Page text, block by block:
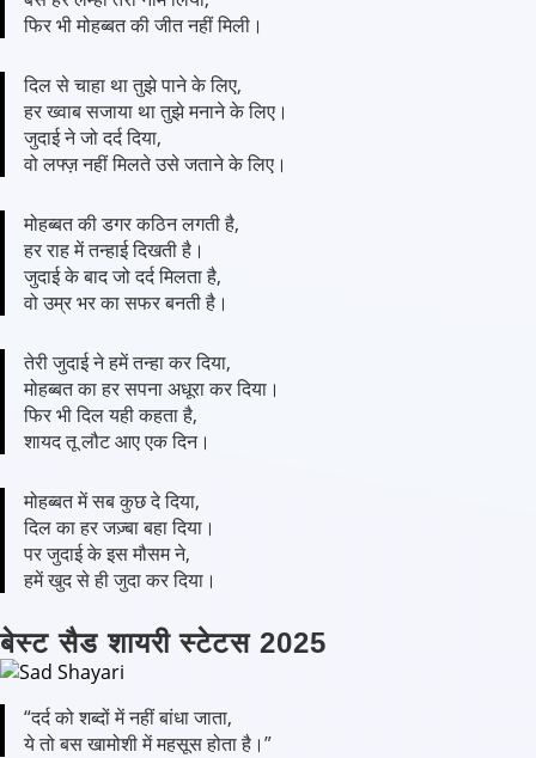
फिर भी मोहब्बत की जीत नहीं मिली।
दिल से चाहा था तुझे पाने के लिए,
हर ख्वाब सजाया था तुझे मनाने के लिए।
जुदाई ने जो दर्द दिया,
वो लफ्ज़ नहीं मिलते उसे जताने के लिए।
मोहब्बत की डगर कठिन लगती है,
हर राह में तन्हाई दिखती है।
जुदाई के बाद जो दर्द मिलता है,
वो उम्र भर का सफर बनती है।
तेरी जुदाई ने हमें तन्हा कर दिया,
मोहब्बत का हर सपना अधूरा कर दिया।
फिर भी दिल यही कहता है,
शायद तू लौट आए एक दिन।
मोहब्बत में सब कुछ दे दिया,
दिल का हर जज़्बा बहा दिया।
पर जुदाई के इस मौसम ने,
हमें खुद से ही जुदा कर दिया।
बेस्ट सैड शायरी स्टेटस 2025
“दर्द को शब्दों में नहीं बांधा जाता,
ये तो बस खामोशी में महसूस होता है।”